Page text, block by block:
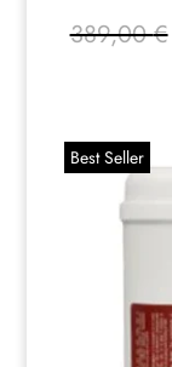
389,00€
Best Seller